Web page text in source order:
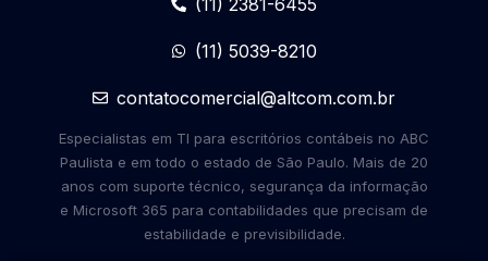
(11) 2381-6455
(11) 5039-8210
contatocomercial@altcom.com.br
Especialistas em TI para escritórios contábeis no ABC
Paulista e em todo o estado de São Paulo. Mais de 20
anos com suporte técnico, segurança da informação
e Microsoft 365 para contabilidades que precisam de
estabilidade e previsibilidade.